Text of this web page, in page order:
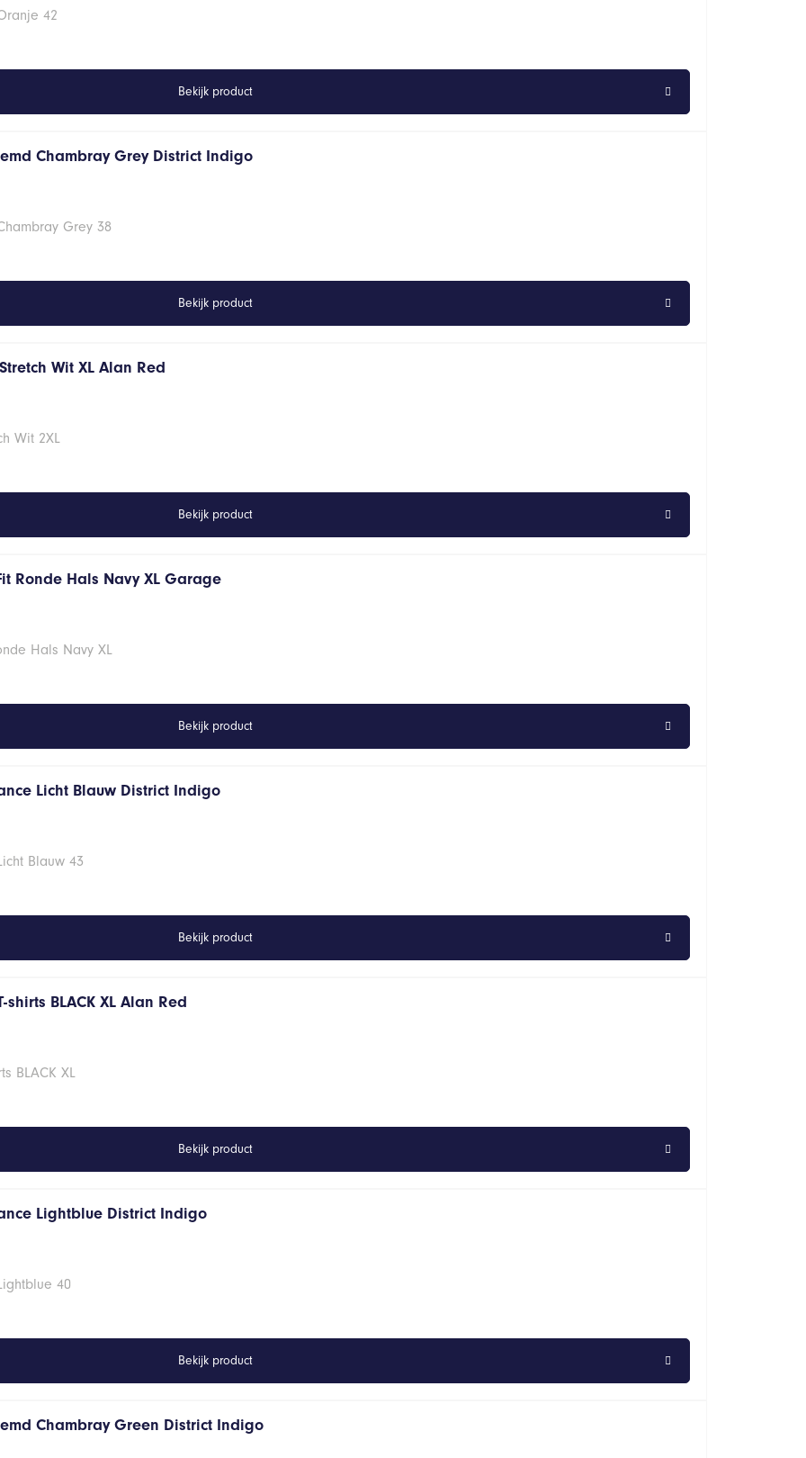
42
Bekijk product
Chambray Grey District Indigo
Grey 38
Bekijk product
Wit XL Alan Red
Wit 2XL
Bekijk product
Ronde Hals Navy XL Garage
Hals Navy XL
Bekijk product
Licht Blauw District Indigo
Blauw 43
Bekijk product
BLACK XL Alan Red
BLACK XL
Bekijk product
Lightblue District Indigo
40
Bekijk product
Chambray Green District Indigo